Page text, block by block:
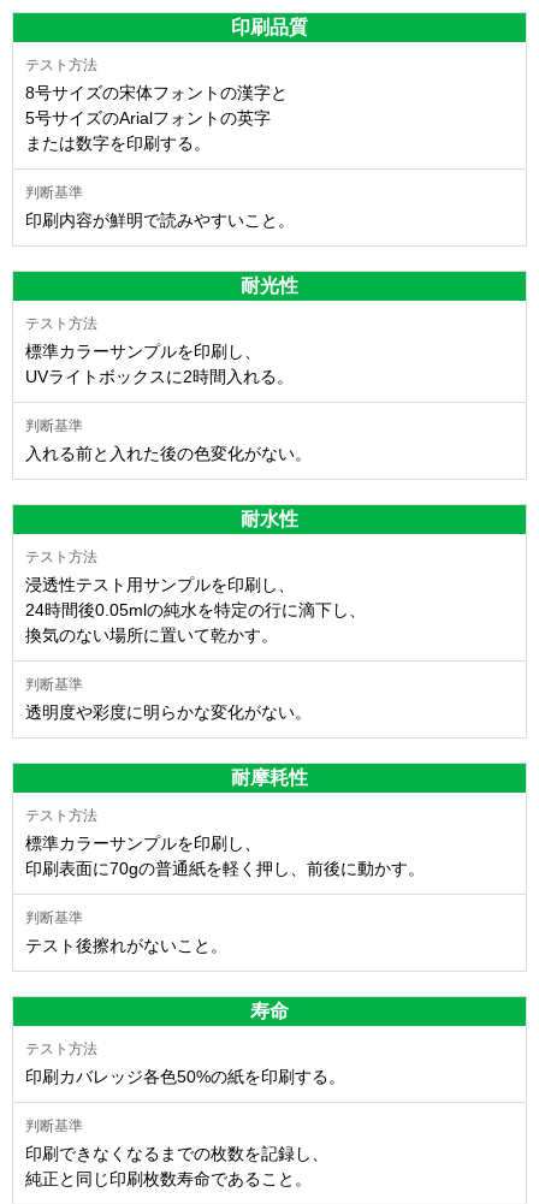
印刷品質
8号サイズの宋体フォントの漢字と
5号サイズのArialフォントの英字
または数字を印刷する。
印刷内容が鮮明で読みやすいこと。
耐光性
標準カラーサンプルを印刷し、
UVライトボックスに2時間入れる。
入れる前と入れた後の色変化がない。
耐水性
浸透性テスト用サンプルを印刷し、
24時間後0.05mlの純水を特定の行に滴下し、
換気のない場所に置いて乾かす。
透明度や彩度に明らかな変化がない。
耐摩耗性
標準カラーサンプルを印刷し、
印刷表面に70gの普通紙を軽く押し、前後に動かす。
テスト後擦れがないこと。
寿命
印刷カバレッジ各色50%の紙を印刷する。
印刷できなくなるまでの枚数を記録し、
純正と同じ印刷枚数寿命であること。